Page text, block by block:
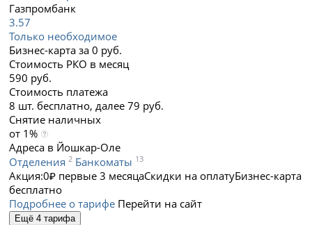
Газпромбанк
3.57
Только необходимое
Бизнес-карта за 0 руб.
Стоимость РКО в месяц
590 руб.
Стоимость платежа
8 шт. бесплатно, далее 79 руб.
Снятие наличных
от 1%
Адреса в Йошкар-Оле
Отделения2 Банкоматы 13
Акция:0₽ первые 3 месяцаСкидки на оплатуБизнес-карта
бесплатно
Подробнее о тарифе Перейти на сайт
Ещё 4 тарифа